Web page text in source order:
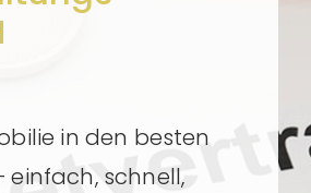
Kundenportal
in den besten
einfach, schnell,